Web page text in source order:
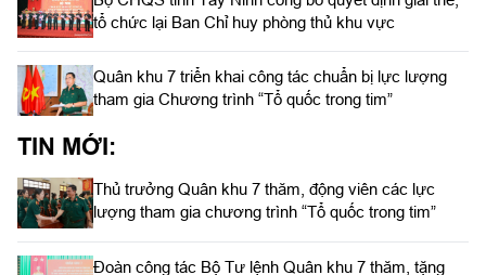
tổ chức lại Ban Chỉ huy phòng thủ khu vực
Quân khu 7 triển khai công tác chuẩn bị lực lượng
tham gia Chương trình “Tổ quốc trong tim”
TIN MỚI:
Thủ trưởng Quân khu 7 thăm, động viên các lực
lượng tham gia chương trình “Tổ quốc trong tim”
Đoàn công tác Bộ Tư lệnh Quân khu 7 thăm, tặng